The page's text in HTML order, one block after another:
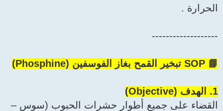
الحرارة .
-------------------
📘 SOP تبخير القمح بغاز الفوسفين (Phosphine)
1. الهدف (Objective)
القضاء على جميع أطوار حشرات الحبوب (سوس –